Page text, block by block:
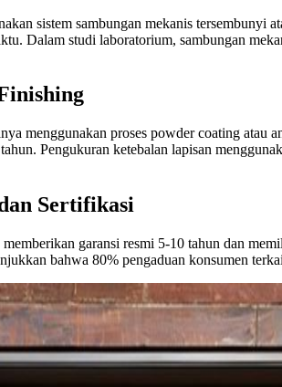
sistem sambungan mekanis tersembunyi
Dalam studi laboratorium, sambungan
menggunakan proses powder coating
Pengukuran ketebalan lapisan
Sertifikasi
garansi resmi 5-10 tahun dan
bahwa 80% pengaduan konsumen